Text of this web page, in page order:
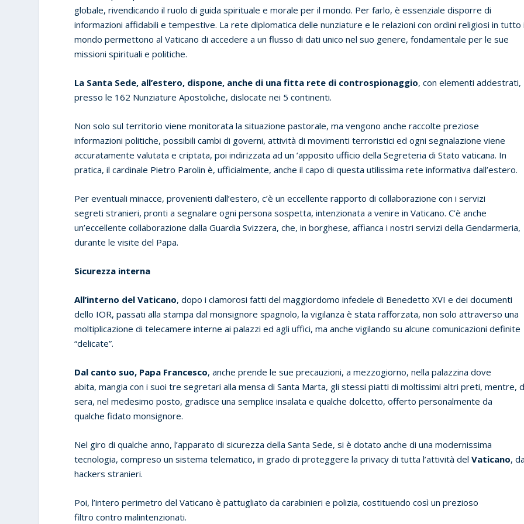
globale, rivendicando il ruolo di guida spirituale e morale per il mondo. Per farlo, è essenziale disporre di
informazioni affidabili e tempestive. La rete diplomatica delle nunziature e le relazioni con ordini religiosi in tutto
mondo permettono al Vaticano di accedere a un flusso di dati unico nel suo genere, fondamentale per le sue
missioni spirituali e politiche.
La Santa Sede, all’estero, dispone, anche di una fitta rete di controspionaggio, con elementi addestrati,
presso le 162 Nunziature Apostoliche, dislocate nei 5 continenti.
Non solo sul territorio viene monitorata la situazione pastorale, ma vengono anche raccolte preziose
informazioni politiche, possibili cambi di governi, attività di movimenti terroristici ed ogni segnalazione viene
accuratamente valutata e criptata, poi indirizzata ad un ’apposito ufficio della Segreteria di Stato vaticana. In
pratica, il cardinale Pietro Parolin è, ufficialmente, anche il capo di questa utilissima rete informativa dall’estero.
Per eventuali minacce, provenienti dall’estero, c’è un eccellente rapporto di collaborazione con i servizi
segreti stranieri, pronti a segnalare ogni persona sospetta, intenzionata a venire in Vaticano. C’è anche
un’eccellente collaborazione dalla Guardia Svizzera, che, in borghese, affianca i nostri servizi della Gendarmeria,
durante le visite del Papa.
Sicurezza interna
All’interno del Vaticano, dopo i clamorosi fatti del maggiordomo infedele di Benedetto XVI e dei documenti
dello IOR, passati alla stampa dal monsignore spagnolo, la vigilanza è stata rafforzata, non solo attraverso una
moltiplicazione di telecamere interne ai palazzi ed agli uffici, ma anche vigilando su alcune comunicazioni definite
“delicate”.
Dal canto suo, Papa Francesco, anche prende le sue precauzioni, a mezzogiorno, nella palazzina dove
abita, mangia con i suoi tre segretari alla mensa di Santa Marta, gli stessi piatti di moltissimi altri preti, mentre,
sera, nel medesimo posto, gradisce una semplice insalata e qualche dolcetto, offerto personalmente da
qualche fidato monsignore.
Nel giro di qualche anno, l’apparato di sicurezza della Santa Sede, si è dotato anche di una modernissima
tecnologia, compreso un sistema telematico, in grado di proteggere la privacy di tutta l’attività del Vaticano,
hackers stranieri.
Poi, l’intero perimetro del Vaticano è pattugliato da carabinieri e polizia, costituendo così un prezioso
filtro contro malintenzionati.